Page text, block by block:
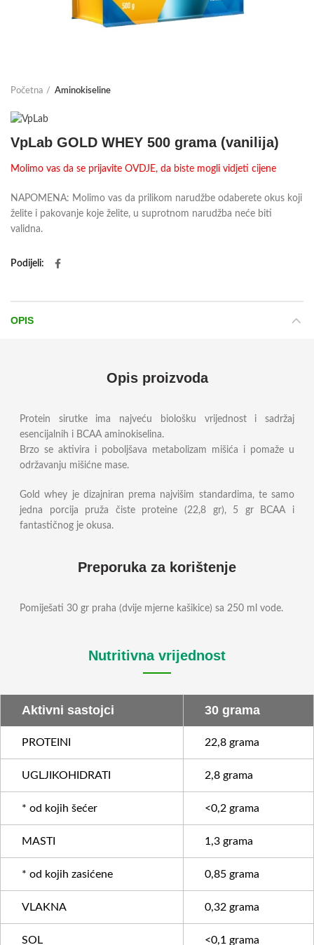
Početna Aminokiseline
VpLab GOLD WHEY 500 grama (vanilija)
Molimo vas da se prijavite OVDJE, da biste mogli vidjeti cijene
NAPOMENA: Molimo vas da prilikom narudžbe odaberete okus koji
želite i pakovanje koje želite, u suprotnom narudžba neće biti
validna.
Podijeli
OPIS
Opis proizvoda
Protein sirutke ima najveću biološku vrijednost i sadržaj
esencijalnih i BCAA aminokiselina.
Brzo se aktivira i poboljšava metabolizam mišića i pomaže u
održavanju mišićne mase.
Gold whey je dizajniran prema najvišim standardima, te samo
jedna porcija pruža čiste proteine (22,8 gr), 5 gr BCAA i
fantastičnog je okusa.
Preporuka za korištenje
Pomiješati 30 gr praha (dvije mjerne kašikice) sa 250 ml vode.
Nutritivna vrijednost
Aktivni sastojci 30 grama
PROTEINI 22,8 grama
UGLJIKOHIDRATI 2,8 grama
* od kojih šećer <0,2 grama
MASTI 1,3 grama
* od kojih zasićene 0,85 grama
VLAKNA 0,32 grama
SOL <0,1 grama